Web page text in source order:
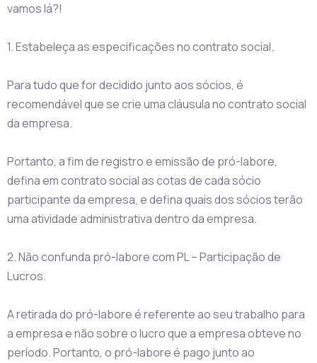
vamos lá?!
1. Estabeleça as especificações no contrato social.
Para tudo que for decidido junto aos sócios, é
recomendável que se crie uma cláusula no contrato social
da empresa.
Portanto, a fim de registro e emissão de pró-labore,
defina em contrato social as cotas de cada sócio
participante da empresa, e defina quais dos sócios terão
uma atividade administrativa dentro da empresa.
2. Não confunda pró-labore com PL – Participação de
Lucros.
A retirada do pró-labore é referente ao seu trabalho para
a empresa e não sobre o lucro que a empresa obteve no
período. Portanto, o pró-labore é pago junto ao